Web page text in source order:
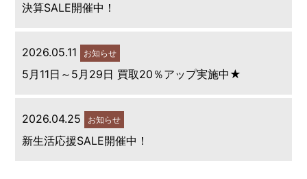
決算SALE開催中！
2026.05.11 お知らせ
5月11日～5月29日 買取20％アップ実施中★
2026.04.25 お知らせ
新生活応援SALE開催中！